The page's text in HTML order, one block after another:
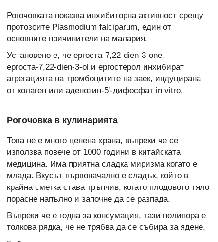
Рогочовката показва инхибиторна активност срещу
протозоите Plasmodium falciparum, един от
основните причинители на малария.
Установено е, че ергоста-7,22-dien-3-one,
ергоста-7,22-dien-3-ol и ергостерол инхибират
агрегацията на тромбоцитите на заек, индуцирана
от колаген или аденозин-5'-дифосфат in vitro.
Рогочовка в кулинарията
Това не е много ценена храна, въпреки че се
използва повече от 1000 години в китайската
медицина. Има приятна сладка миризма когато е
млада. Вкусът първоначално е сладък, който в
крайна сметка става тръпчив, когато плодовото тяло
порасне напълно и започне да се разпада.
Въпреки че е годна за консумация, тази полипора е
толкова рядка, че не трябва да се събира за ядене.